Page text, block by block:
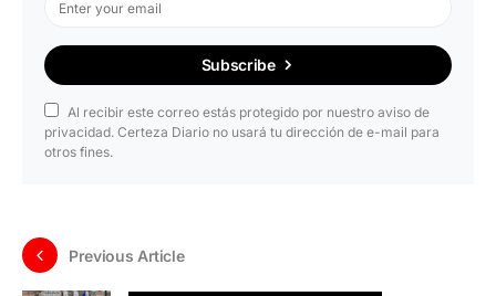
Subscribe
Al recibir este correo estás protegido por nuestro aviso de
privacidad. Certeza Diario no usará tu dirección de e-mail para
otros fines.
Previous Article